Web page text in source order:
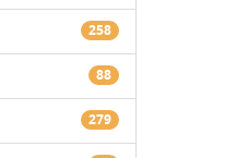
258
88
279